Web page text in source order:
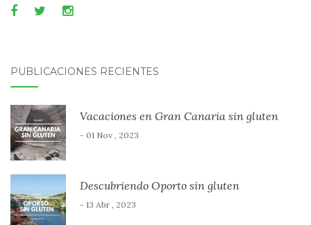
PUBLICACIONES RECIENTES
Vacaciones en Gran Canaria sin gluten
- 01 Nov , 2023
Descubriendo Oporto sin gluten
- 13 Abr , 2023